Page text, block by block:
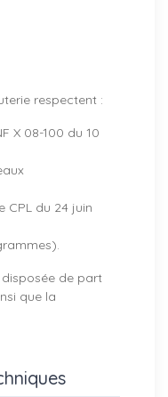
respectent :
X 08-100 du 10
CPL du 24 juin
de part
que la